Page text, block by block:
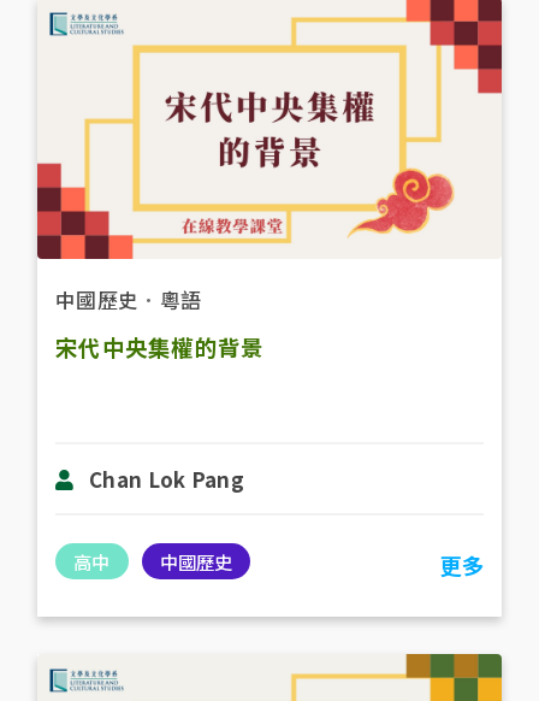
中國歷史 ． 粵語
宋代中央集權的背景
Chan Lok Pang
高中 中國歷史 更多